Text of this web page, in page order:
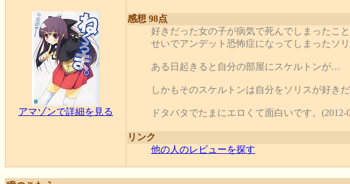
アマゾンで詳細を見る
感想 98点
好きだった女の子が病気で死んでしまったこ
せいでアンデット恐怖症になってしまったソ
ある日起きると自分の部屋にスケルトンが…
しかもそのスケルトンは自分をソリスが好き
ドタバタでたまにエロくて面白いです。(2012-
リンク
他の人のレビューを探す